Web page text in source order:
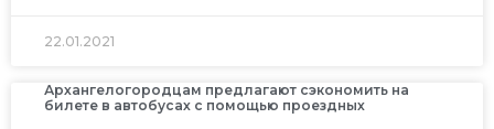
22.01.2021
Архангелогородцам предлагают сэкономить на
билете в автобусах с помощью проездных